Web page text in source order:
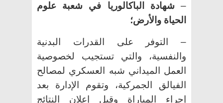
– شهادة الباكالوريا في شعبة علوم
الحياة والأرض؛
– التوفر على القدرات البدنية
والنفسية، والتي تستجيب لخصوصية
العمل الميداني شبه العسكري لمصالح
الفيالق الجمركية، وتقوم الإدارة بعد
إجراء المباراة وقبل إعلان النتائج